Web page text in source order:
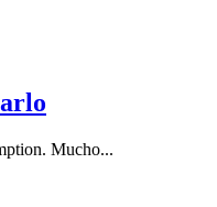
Mucho...